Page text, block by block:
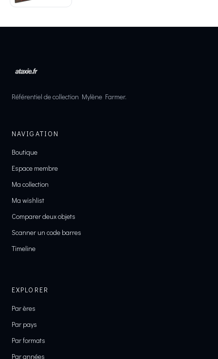
Référentiel de collection Mylène Farmer.
NAVIGATION
Boutique
Espace membre
Ma collection
Ma wishlist
Comparer deux objets
Scanner un code barres
Timeline
EXPLORER
Par ères
Par pays
Par formats
Par années